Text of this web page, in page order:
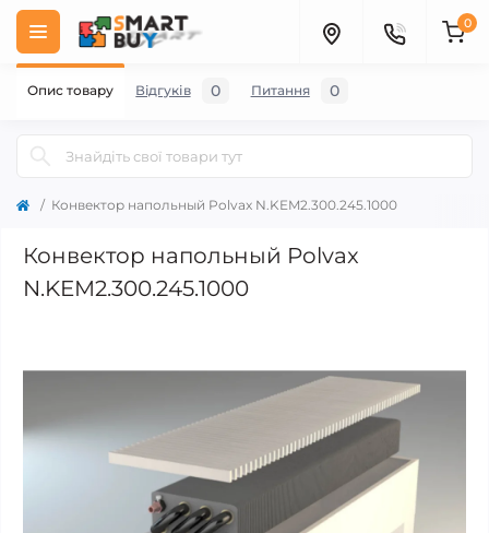
0
Конвектор напольный Polvax N.KEM2.300.245.1000
Конвектор напольный Polvax
N.KEM2.300.245.1000
Опис товару Відгуків 0 Питання 0